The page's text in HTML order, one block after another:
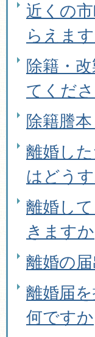
近くの
らえま
除籍・
てくだ
除籍謄
離婚し
はどう
離婚し
きますか
離婚の
離婚届
何ですか